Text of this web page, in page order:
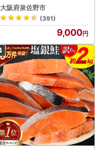
大阪府泉佐野市
(391)
9,000